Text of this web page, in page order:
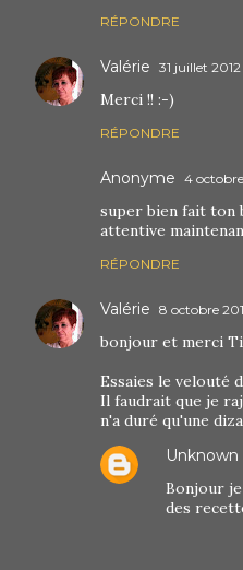
RÉPONDRE
Valérie 31 juillet 2012
Merci !! :-)
RÉPONDRE
Anonyme 4 octobre
super bien fait ton
attentive
RÉPONDRE
Valérie 8 octobre
bonjour et merci
Essaies le velouté
Il faudrait que je
n'a duré qu'une
Unknown
Bonjour
des